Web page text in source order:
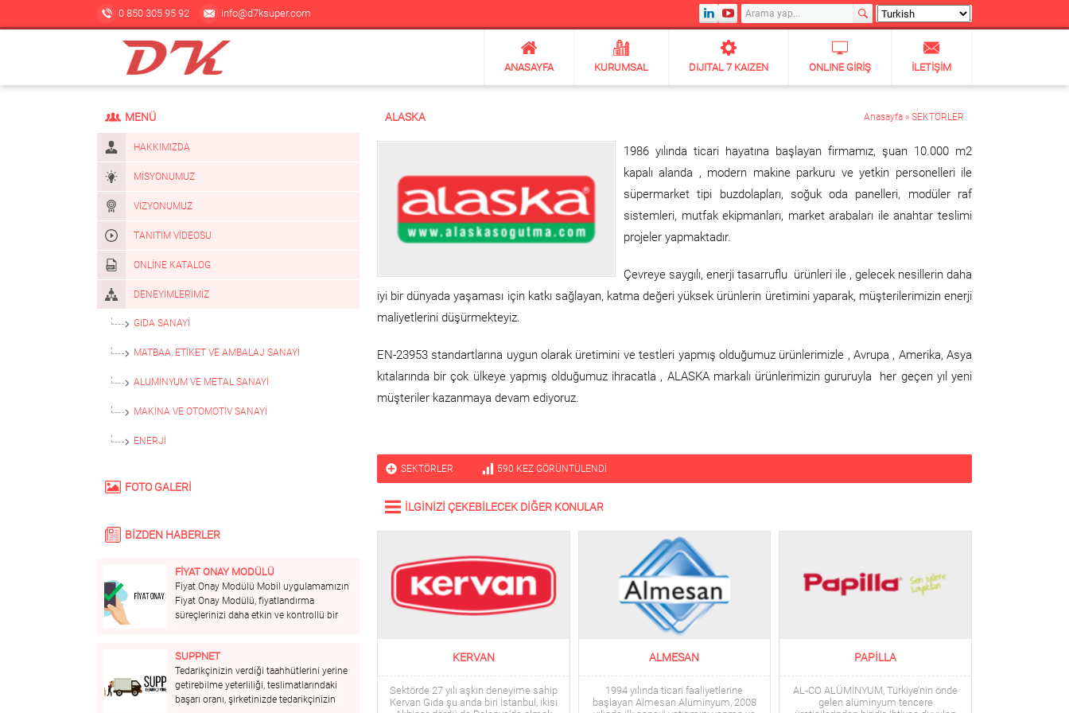
0 850 305 95 92 info@d7ksuper.com
ANASAYFA KURUMSAL DIJITAL 7 KAIZEN ONLINE GIRIŞ İLETIŞIM
ALASKA Anasayfa » SEKTÖRLER
1986 yılında ticari hayatına başlayan firmamız, şuan 10.000 m2
kapalı alanda , modern makine parkuru ve yetkin personelleri ile
süpermarket tipi buzdolapları, soğuk oda panelleri, modüler raf
sistemleri, mutfak ekipmanları, market arabaları ile anahtar teslimi
projeler yapmaktadır.
Çevreye saygılı, enerji tasarruflu ürünleri ile , gelecek nesillerin daha
iyi bir dünyada yaşaması için katkı sağlayan, katma değeri yüksek ürünlerin üretimini yaparak, müşterilerimizin enerji
maliyetlerini düşürmekteyiz.
EN-23953 standartlarına uygun olarak üretimini ve testleri yapmış olduğumuz ürünlerimizle , Avrupa , Amerika, Asya
kıtalarında bir çok ülkeye yapmış olduğumuz ihracatla , ALASKA markalı ürünlerimizin gururuyla her geçen yıl yeni
müşteriler kazanmaya devam ediyoruz.
SEKTÖRLER 590 KEZ GÖRÜNTÜLENDI
İLGİNİZİ ÇEKEBİLECEK DİĞER KONULAR
KERVAN
Sektörde 27 yılı aşkın deneyime sahip
Kervan Gıda şu anda biri İstanbul, ikisi
ALMESAN
1994 yılında ticari faaliyetlerine
başlayan Almesan Alüminyum, 2008
PAPILLA
AL-CO ALÜMİNYUM, Türkiye’nin önde
gelen alüminyum tencere
MENÜ
HAKKIMIZDA
MISYONUMUZ
VIZYONUMUZ
TANITIM VIDEOSU
ONLINE KATALOG
DENEYIMLERIMIZ
GIDA SANAYI
MATBAA, ETIKET VE AMBALAJ SANAYI
ALUMİNYUM VE METAL SANAYİ
MAKİNA VE OTOMOTİV SANAYİ
ENERJI
FOTO GALERİ
BİZDEN HABERLER
FİYAT ONAY MODÜLÜ
Fiyat Onay Modülü Mobil uygulamamızın
Fiyat Onay Modülü, fiyatlandırma
süreçlerinizi daha etkin ve kontrollü bir
minimize eder ve kârlılığınızı artırmanıza
yardımcı olur. Öne Çıkan Özellikler:
Merkezi Yönetim: Tüm fiyat...
SUPPNET
Tedarikçinizin verdiği taahhütlerini yerine
getirebilme yeterliliği, teslimatlarındaki
başarı oranı, şirketinizde tedarikçinizin